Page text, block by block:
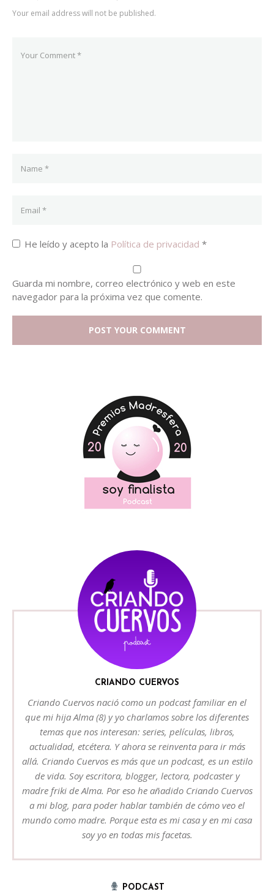
Your email address will not be published.
He leído y acepto la Política de privacidad *
Guarda mi nombre, correo electrónico y web en este
navegador para la próxima vez que comente.
CRIANDO CUERVOS
Criando Cuervos nació como un podcast familiar en el
que mi hija Alma (8) y yo charlamos sobre los diferentes
temas que nos interesan: series, películas, libros,
actualidad, etcétera. Y ahora se reinventa para ir más
allá. Criando Cuervos es más que un podcast, es un estilo
de vida. Soy escritora, blogger, lectora, podcaster y
madre friki de Alma. Por eso he añadido Criando Cuervos
a mi blog, para poder hablar también de cómo veo el
mundo como madre. Porque esta es mi casa y en mi casa
soy yo en todas mis facetas.
PODCAST